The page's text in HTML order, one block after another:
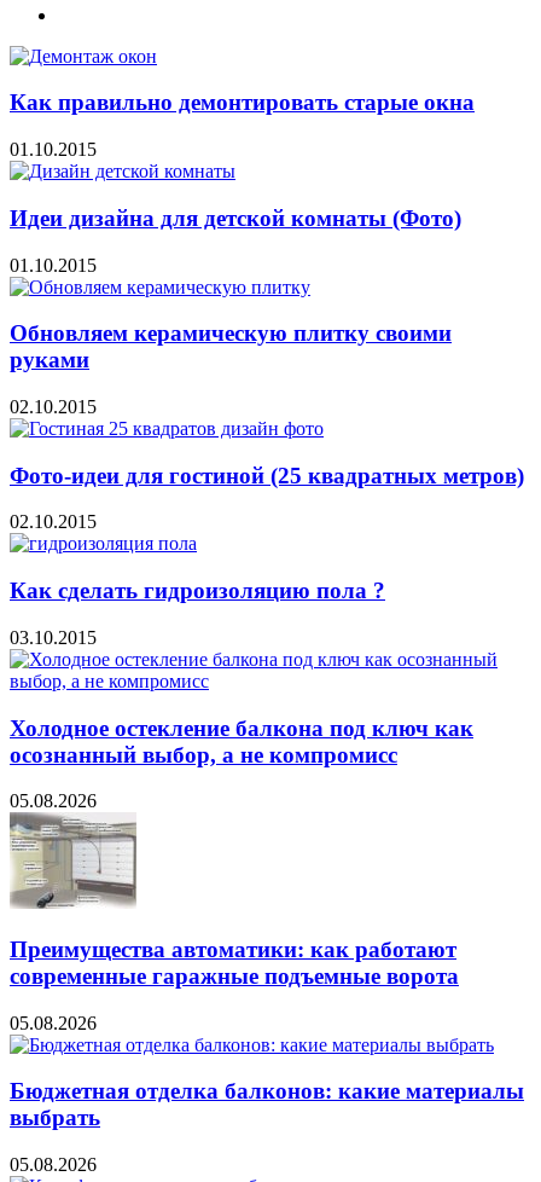
Как правильно демонтировать старые окна
01.10.2015
Идеи дизайна для детской комнаты (Фото)
01.10.2015
Обновляем керамическую плитку своими
руками
02.10.2015
Фото-идеи для гостиной (25 квадратных метров)
02.10.2015
Как сделать гидроизоляцию пола ?
03.10.2015
Холодное остекление балкона под ключ как
осознанный выбор, а не компромисс
05.08.2026
Преимущества автоматики: как работают
современные гаражные подъемные ворота
05.08.2026
Бюджетная отделка балконов: какие материалы
выбрать
05.08.2026